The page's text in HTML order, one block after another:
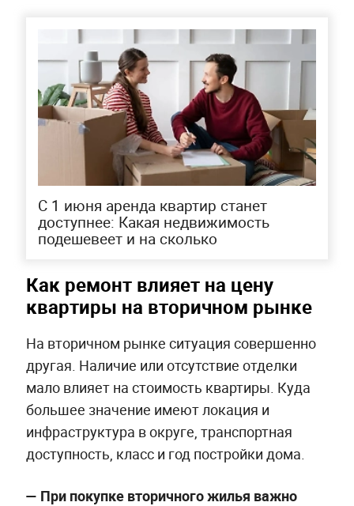
С 1 июня аренда квартир станет
доступнее: Какая недвижимость
подешевеет и на сколько
Как ремонт влияет на цену
квартиры на вторичном рынке
На вторичном рынке ситуация совершенно
другая. Наличие или отсутствие отделки
мало влияет на стоимость квартиры. Куда
большее значение имеют локация и
инфраструктура в округе, транспортная
доступность, класс и год постройки дома.
— При покупке вторичного жилья важно